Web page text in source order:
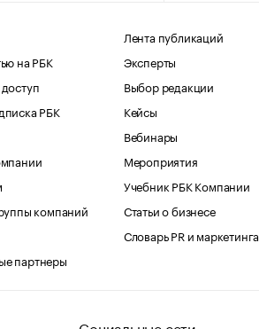
на РБК
РБК
компаний
партнеры
Лента публикаций
Эксперты
Выбор редакции
Кейсы
Вебинары
Мероприятия
Учебник РБК Компании
Статьи о бизнесе
Словарь PR и маркетинга